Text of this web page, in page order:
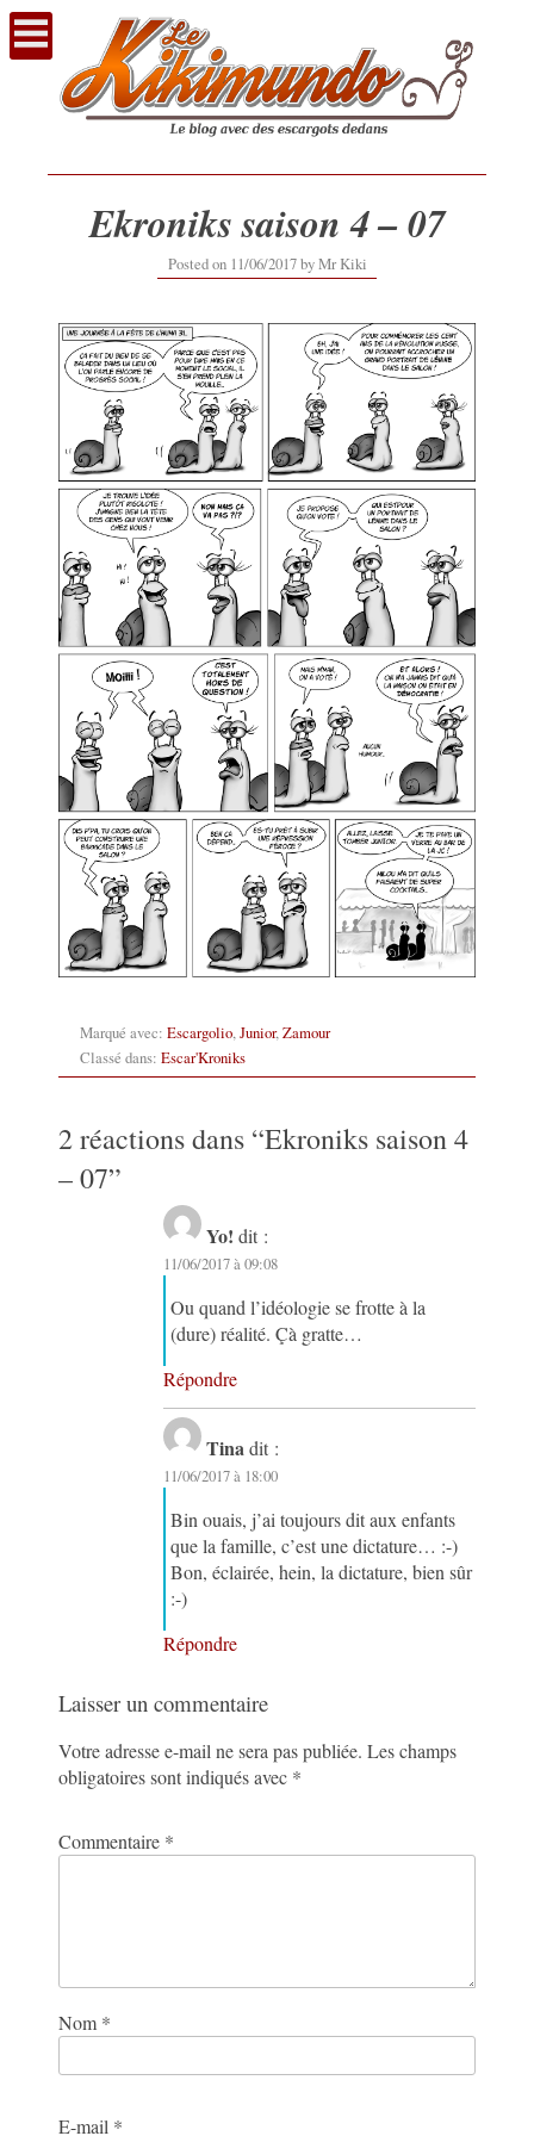
Voir
contenu
Ekroniks saison 4 – 07
Posted on 11/06/201711/06/2017
byMr Kiki
Marqué avec: Escargolio,Junior,Zamour
Classé dans: Escar'Kroniks
2 réactions dans “Ekroniks saison 4
– 07”
Yo! dit :
11/06/2017 à 09:08
Ou quand l’idéologie se frotte à la
(dure) réalité. Çà gratte…
Répondre
Tina dit :
11/06/2017 à 18:00
Bin ouais, j’ai toujours dit aux enfants
que la famille, c’est une dictature… :-)
Bon, éclairée, hein, la dictature, bien sûr
:-)
Répondre
Laisser un commentaire
Votre adresse e-mail ne sera pas publiée. Les champs
obligatoires sont indiqués avec *
Commentaire *
Nom *
E-mail *